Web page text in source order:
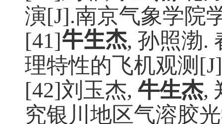
演[J].南京气象学院
[41]牛生杰, 孙照渤.
理特性的飞机观测
[42]刘玉杰, 牛生杰,
究银川地区气溶胶